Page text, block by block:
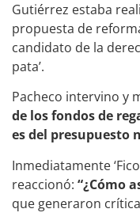
Gutiérrez estaba
propuesta de
candidato de la
pata’.
Pacheco intervino y
de los fondos de
es del presupuesto
Inmediatamente
reaccionó: “¿Cómo
que generaron